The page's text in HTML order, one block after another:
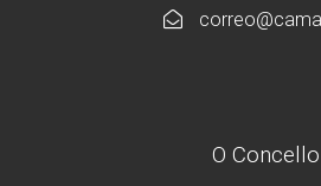
O Concello